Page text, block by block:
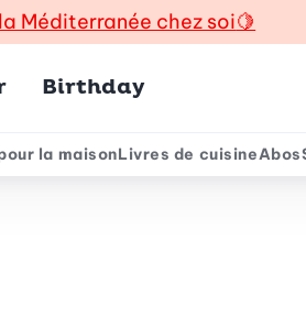
Méditerranée chez soi🍋
Birthday
la maisonLivres de cuisineAbos